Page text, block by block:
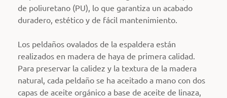
de poliuretano (PU), lo que garantiza un acabado
duradero, estético y de fácil mantenimiento.
Los peldaños ovalados de la espaldera están
realizados en madera de haya de primera calidad.
Para preservar la calidez y la textura de la madera
natural, cada peldaño se ha aceitado a mano con dos
capas de aceite orgánico a base de aceite de linaza,